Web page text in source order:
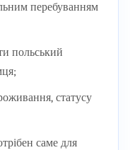
перебуванням
польський
статусу
саме для